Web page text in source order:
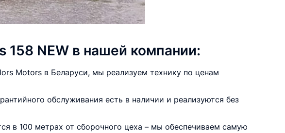
158 NEW в нашей компании:
Motors в Беларуси, мы реализуем технику по ценам
обслуживания есть в наличии и реализуются без
в 100 метрах от сборочного цеха – мы обеспечиваем самую